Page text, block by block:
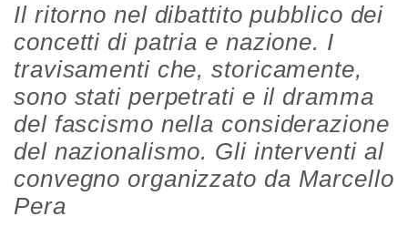
Il ritorno nel dibattito pubblico dei
concetti di patria e nazione. I
travisamenti che, storicamente,
sono stati perpetrati e il dramma
del fascismo nella considerazione
del nazionalismo. Gli interventi al
convegno organizzato da Marcello
Pera